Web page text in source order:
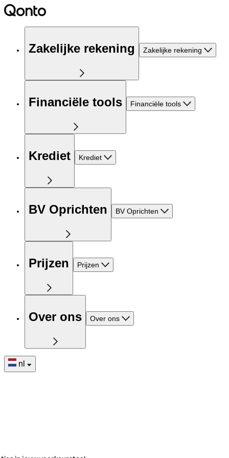
Zakelijke rekening Zakelijke rekening
Financiële tools Financiële tools
Krediet Krediet
BV Oprichten BV Oprichten
Prijzen Prijzen
Over ons Over ons
nl